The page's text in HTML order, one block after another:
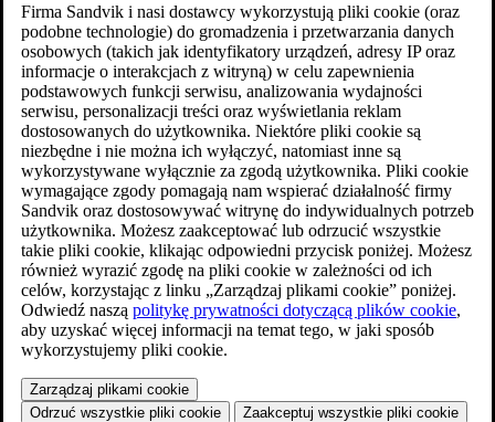
Firma Sandvik i nasi dostawcy wykorzystują pliki cookie (oraz
podobne technologie) do gromadzenia i przetwarzania danych
osobowych (takich jak identyfikatory urządzeń, adresy IP oraz
informacje o interakcjach z witryną) w celu zapewnienia
podstawowych funkcji serwisu, analizowania wydajności
serwisu, personalizacji treści oraz wyświetlania reklam
dostosowanych do użytkownika. Niektóre pliki cookie są
niezbędne i nie można ich wyłączyć, natomiast inne są
wykorzystywane wyłącznie za zgodą użytkownika. Pliki cookie
wymagające zgody pomagają nam wspierać działalność firmy
Sandvik oraz dostosowywać witrynę do indywidualnych potrzeb
użytkownika. Możesz zaakceptować lub odrzucić wszystkie
takie pliki cookie, klikając odpowiedni przycisk poniżej. Możesz
również wyrazić zgodę na pliki cookie w zależności od ich
celów, korzystając z linku „Zarządzaj plikami cookie” poniżej.
Odwiedź naszą politykę prywatności dotyczącą plików cookie,
aby uzyskać więcej informacji na temat tego, w jaki sposób
wykorzystujemy pliki cookie.
Zarządzaj plikami cookie
Odrzuć wszystkie pliki cookie
Zaakceptuj wszystkie pliki cookie